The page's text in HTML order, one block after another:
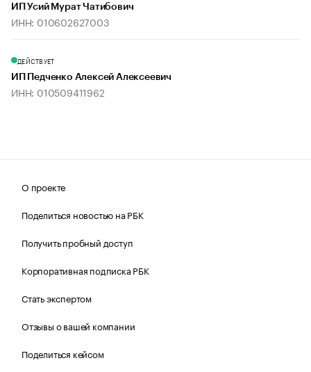
ИП Усий Мурат Чатибович
ИНН: 010602627003
ДЕЙСТВУЕТ
ИП Педченко Алексей Алексеевич
ИНН: 010509411962
О проекте
Поделиться новостью на РБК
Получить пробный доступ
Корпоративная подписка РБК
Стать экспертом
Отзывы о вашей компании
Поделиться кейсом